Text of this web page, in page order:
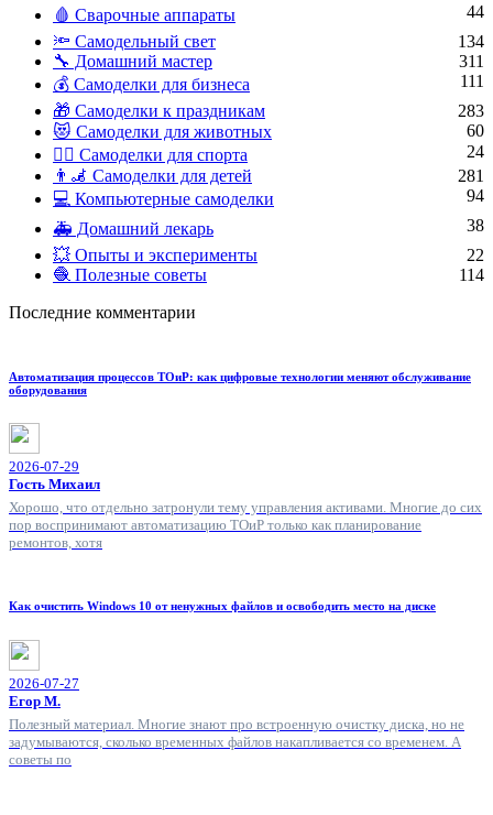
🩸 Сварочные аппараты
44
🔦 Самодельный свет
134
🔧 Домашний мастер
311
💰 Самоделки для бизнеса
111
🎁 Самоделки к праздникам
283
😻 Самоделки для животных
60
🏋️‍♀️ Самоделки для спорта
24
👨‍🦼 Самоделки для детей
281
💻 Компьютерные самоделки
94
🚑 Домашний лекарь
38
💥 Опыты и эксперименты
22
🧶 Полезные советы
114
Последние комментарии
Автоматизация процессов ТОиР: как цифровые технологии меняют обслуживание
оборудования
2026-07-29
Гость Михаил
Хорошо, что отдельно затронули тему управления активами. Многие до сих
пор воспринимают автоматизацию ТОиР только как планирование
ремонтов, хотя
Как очистить Windows 10 от ненужных файлов и освободить место на диске
2026-07-27
Егор М.
Полезный материал. Многие знают про встроенную очистку диска, но не
задумываются, сколько временных файлов накапливается со временем. А
советы по